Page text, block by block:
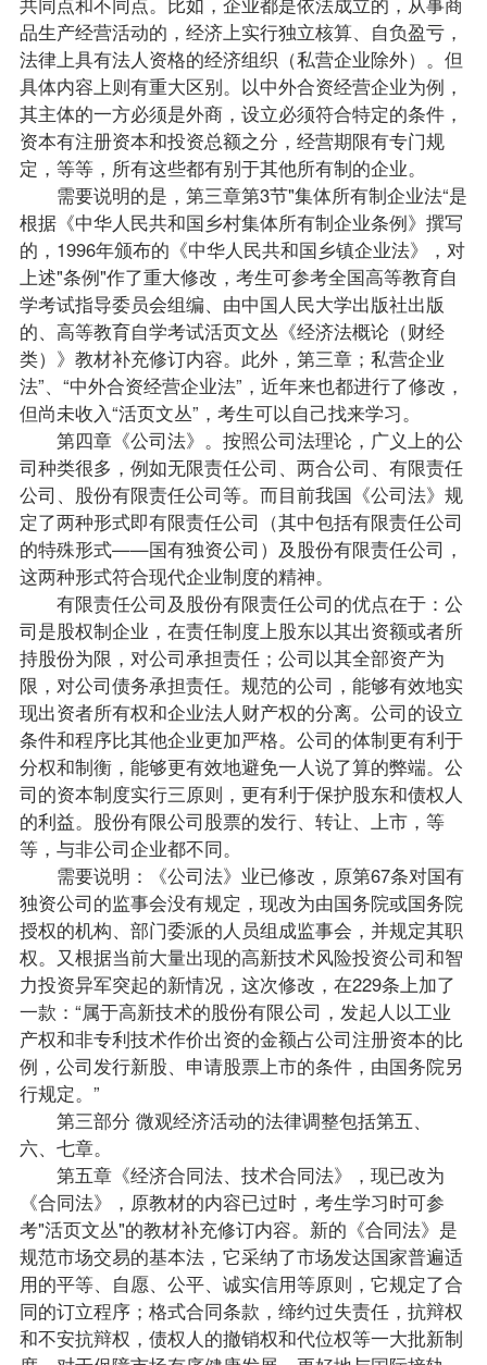
品生产经营活动的，经济上实行独立核算、自负盈亏，
法律上具有法人资格的经济组织（私营企业除外）。但
具体内容上则有重大区别。以中外合资经营企业为例，
其主体的一方必须是外商，设立必须符合特定的条件，
资本有注册资本和投资总额之分，经营期限有专门规
定，等等，所有这些都有别于其他所有制的企业。
需要说明的是，第三章第3节"集体所有制企业法“是
根据《中华人民共和国乡村集体所有制企业条例》撰写
的，1996年颁布的《中华人民共和国乡镇企业法》，对
上述"条例"作了重大修改，考生可参考全国高等教育自
学考试指导委员会组编、由中国人民大学出版社出版
的、高等教育自学考试活页文丛《经济法概论 （财经
类）》教材补充修订内容。此外，第三章；私营企业
法”、“中外合资经营企业法”，近年来也都进行了修改，
但尚未收入“活页文丛”，考生可以自己找来学习。
第四章《公司法》。按照公司法理论，广义上的公
司种类很多，例如无限责任公司、两合公司、有限责任
公司、股份有限责任公司等。而目前我国《公司法》规
定了两种形式即有限责任公司（其中包括有限责任公司
的特殊形式——国有独资公司）及股份有限责任公司，
这两种形式符合现代企业制度的精神。
有限责任公司及股份有限责任公司的优点在于：公
司是股权制企业，在责任制度上股东以其出资额或者所
持股份为限，对公司承担责任；公司以其全部资产为
限，对公司债务承担责任。规范的公司，能够有效地实
现出资者所有权和企业法人财产权的分离。公司的设立
条件和程序比其他企业更加严格。公司的体制更有利于
分权和制衡，能够更有效地避免一人说了算的弊端。公
司的资本制度实行三原则，更有利于保护股东和债权人
的利益。股份有限公司股票的发行、转让、上市，等
等，与非公司企业都不同。
需要说明：《公司法》业已修改，原第67条对国有
独资公司的监事会没有规定，现改为由国务院或国务院
授权的机构、部门委派的人员组成监事会，并规定其职
权。又根据当前大量出现的高新技术风险投资公司和智
力投资异军突起的新情况，这次修改，在229条上加了
一款：“属于高新技术的股份有限公司，发起人以工业
产权和非专利技术作价出资的金额占公司注册资本的比
例，公司发行新股、申请股票上市的条件，由国务院另
行规定。”
第三部分 微观经济活动的法律调整包括第五、
六、七章。
第五章《经济合同法、技术合同法》，现已改为
《合同法》，原教材的内容已过时，考生学习时可参
考"活页文丛"的教材补充修订内容。新的《合同法》是
规范市场交易的基本法，它采纳了市场发达国家普遍适
用的平等、自愿、公平、诚实信用等原则，它规定了合
同的订立程序；格式合同条款，缔约过失责任，抗辩权
和不安抗辩权，债权人的撤销权和代位权等一大批新制